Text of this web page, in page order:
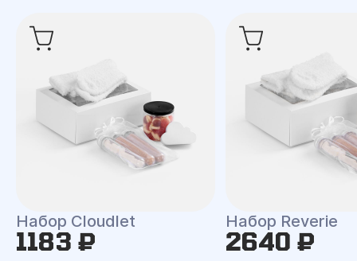
Набор Cloudlet
1183 ₽
Набор Reverie
2640 ₽